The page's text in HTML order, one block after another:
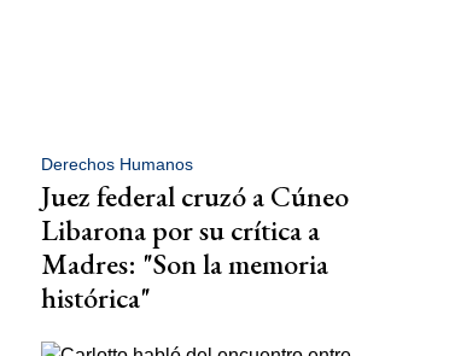
Derechos Humanos
Juez federal cruzó a Cúneo
Libarona por su crítica a
Madres: "Son la memoria
histórica"